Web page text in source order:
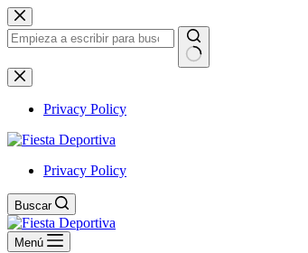
Saltar
al
contenido
Sin
resultados
Privacy Policy
Privacy Policy
Buscar
Menú